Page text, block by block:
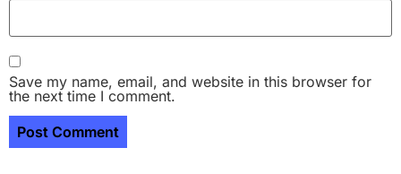
Save my name, email, and website in this browser for
the next time I comment.